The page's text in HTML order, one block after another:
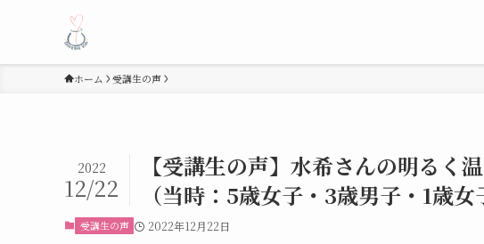
ホーム 受講生の声
【受講生の声】水希さんの明るく
（当時：5歳女子・3歳男子・1歳女
2022
12/22
受講生の声 2022年12月22日